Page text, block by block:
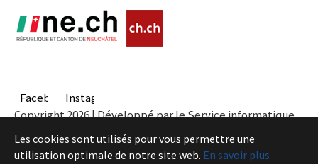
Les cookies sont utilisés pour vous permettre une
utilisation optimale de notre site web. En savoir plus
FacebookInstagram
Copyright 2026 | Développé par le Service informatique
de l'Entité neuchâteloise |